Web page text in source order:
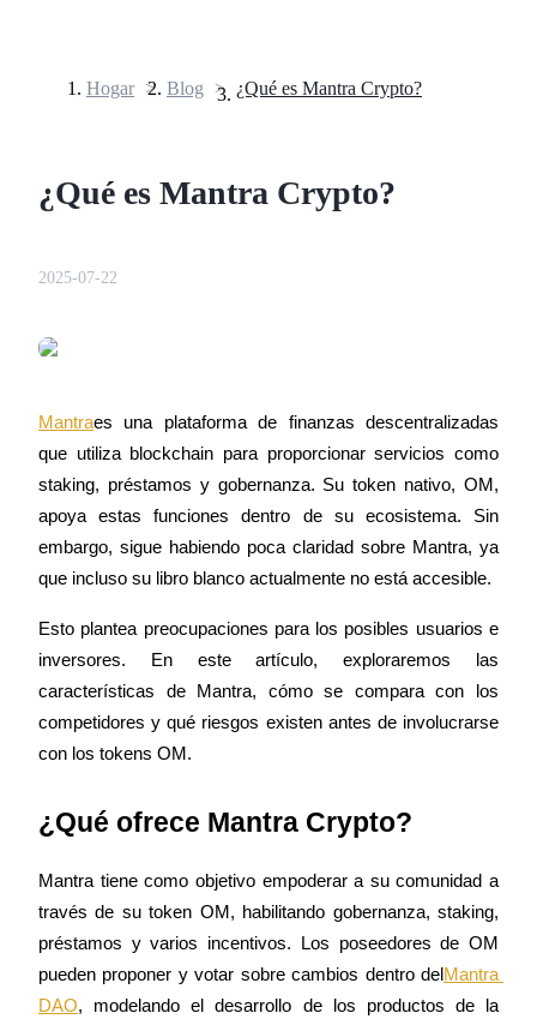
Futuros de criptomonedas
Derivados de acciones, divisas, metales preciosos y materias
primas
Hogar > Blog > ¿Qué es Mantra Crypto?
¿Qué es Mantra Crypto?
2025-07-22
Mantraes una plataforma de finanzas descentralizadas
que utiliza blockchain para proporcionar servicios como
staking, préstamos y gobernanza. Su token nativo, OM,
apoya estas funciones dentro de su ecosistema. Sin
embargo, sigue habiendo poca claridad sobre Mantra, ya
que incluso su libro blanco actualmente no está accesible.
Esto plantea preocupaciones para los posibles usuarios e
inversores. En este artículo, exploraremos las
características de Mantra, cómo se compara con los
competidores y qué riesgos existen antes de involucrarse
con los tokens OM.
¿Qué ofrece Mantra Crypto?
Mantra tiene como objetivo empoderar a su comunidad a
través de su token OM, habilitando gobernanza, staking,
préstamos y varios incentivos. Los poseedores de OM
pueden proponer y votar sobre cambios dentro delMantra
DAO, modelando el desarrollo de los productos de la